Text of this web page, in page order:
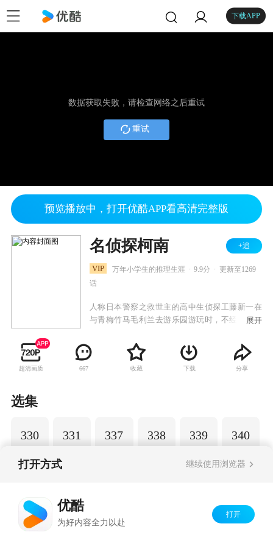
下载APP
数据获取失败，请检查网络之后重试
重试
预览播放中，打开优酷APP看高清完整版
名侦探柯南 +追
VIP 万年小学生的推理生涯 9.9分
更新至1269
话
人称日本警察之救世主的高中生侦探工藤新一在
与青梅竹马毛利兰去游乐园游玩时，不经意中发
踪，并目睹了黑衣人正在进行可疑交易。不料，
却被另一名黑衣人在背后击晕，被强行灌下一种
名为APTX-4869的毒药，致使身体变小。为了在
侦探，柯南实在看不下去毛利小五郎经常做的一
展开
超清画质 667 收藏 下载 分享
选集
330 331 337 338 339 340
打开方式 继续使用浏览器
优酷
为好内容全力以赴
打开